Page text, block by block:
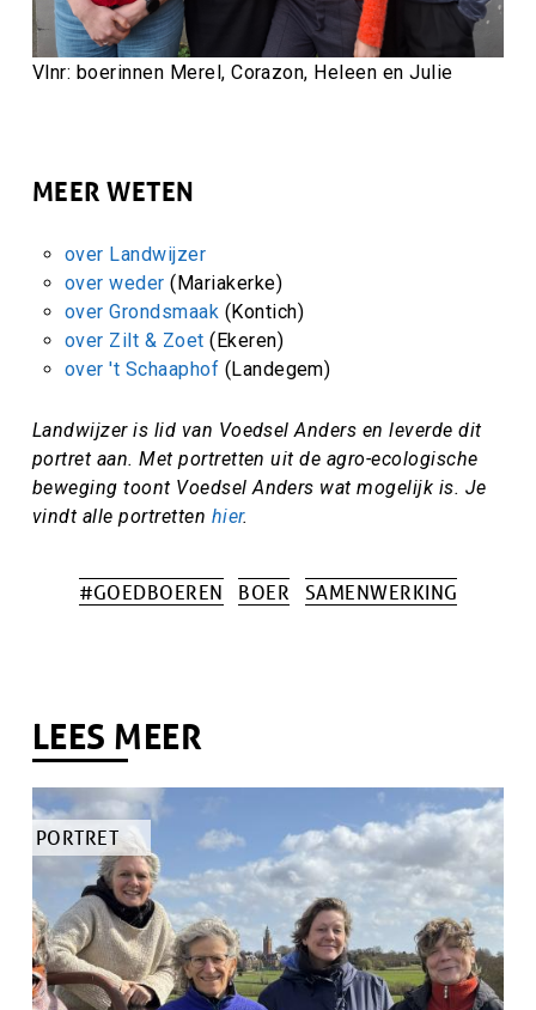
Vlnr: boerinnen Merel, Corazon, Heleen en Julie
MEER WETEN
over Landwijzer
over weder (Mariakerke)
over Grondsmaak (Kontich)
over Zilt & Zoet (Ekeren)
over 't Schaaphof (Landegem)
Landwijzer is lid van Voedsel Anders en leverde dit
portret aan. Met portretten uit de agro-ecologische
beweging toont Voedsel Anders wat mogelijk is. Je
vindt alle portretten hier.
#GOEDBOEREN BOER SAMENWERKING
LEES MEER
TYPE
ARTIKEL
PORTRET